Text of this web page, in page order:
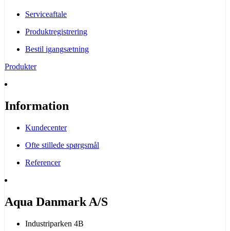
Serviceaftale
Produktregistrering
Bestil igangsætning
Produkter
Information
Kundecenter
Ofte stillede spørgsmål
Referencer
Aqua Danmark A/S
Industriparken 4B